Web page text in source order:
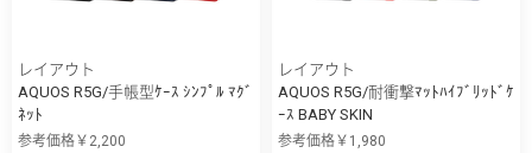
レイアウト
AQUOS R5G/手帳型ｹｰｽ ｼﾝﾌﾟﾙ ﾏｸﾞ
ﾈｯﾄ
参考価格￥2,200
レイアウト
AQUOS R5G/耐衝撃ﾏｯﾄﾊｲﾌﾞﾘｯﾄﾞｹ
ｰｽ BABY SKIN
参考価格￥1,980